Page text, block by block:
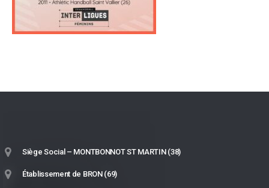
Siège Social – MONTBONNOT ST MARTIN (38)
Établissement de BRON (69)